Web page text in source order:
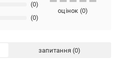
(0)
(0)
оцінок (0)
запитання